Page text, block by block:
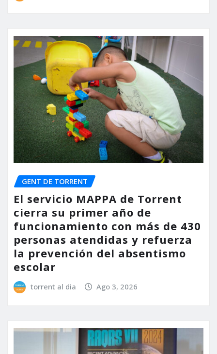
GENT DE TORRENT
El servicio MAPPA de Torrent
cierra su primer año de
funcionamiento con más de 430
personas atendidas y refuerza
la prevención del absentismo
escolar
torrent al dia Ago 3, 2026